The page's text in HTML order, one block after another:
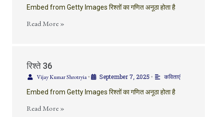
Embed from Getty Images रिश्तों का गणित अनूठा होता है
Read More »
रिश्ते 36
Vijay Kumar Shrotryia• September 7, 2025 •
कविताएं
Embed from Getty Images रिश्तों का गणित अनूठा होता है
Read More »